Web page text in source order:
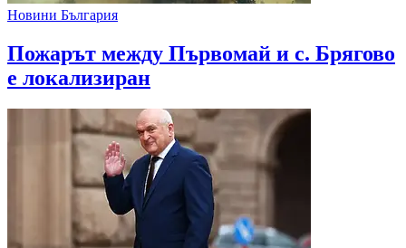
Новини България
Пожарът между Първомай и с. Брягово
е локализиран